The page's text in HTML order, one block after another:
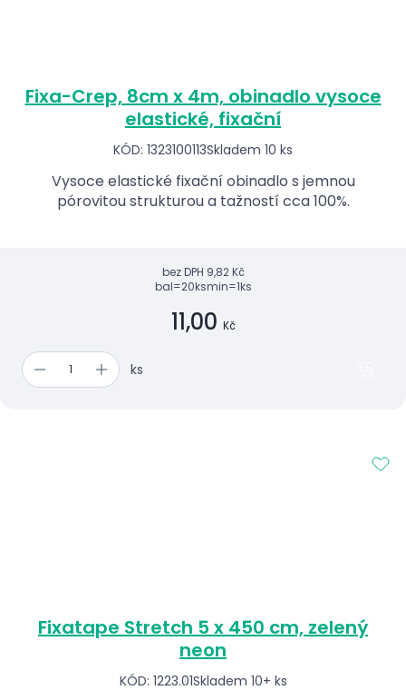
Fixa-Crep, 8cm x 4m, obinadlo vysoce
elastické, fixační
KÓD: 1323100113Skladem 10 ks
Vysoce elastické fixační obinadlo s jemnou
pórovitou strukturou a tažností cca 100%.
bez DPH 9,82 Kč
bal=20ksmin=1ks
11,00 Kč
ks
Fixatape Stretch 5 x 450 cm, zelený
neon
KÓD: 1223.01Skladem 10+ ks